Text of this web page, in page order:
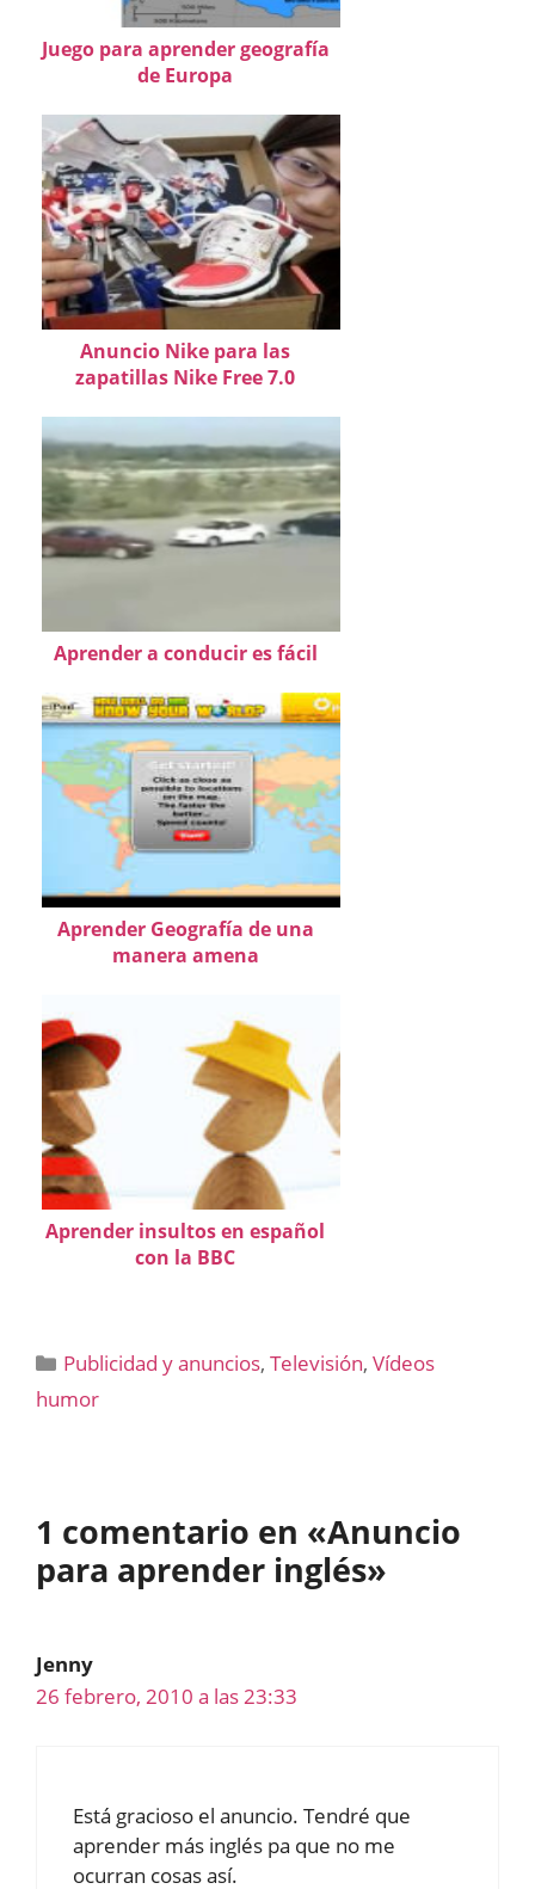
Juego para aprender geografía
de Europa
Anuncio Nike para las
zapatillas Nike Free 7.0
Aprender a conducir es fácil
Aprender Geografía de una
manera amena
Aprender insultos en español
con la BBC
Categorías
Publicidad y anuncios,Televisión,Vídeos
humor
1 comentario en «Anuncio
para aprender inglés»
Jenny
26 febrero, 2010 a las 23:33
Está gracioso el anuncio. Tendré que
aprender más inglés pa que no me
ocurran cosas así.